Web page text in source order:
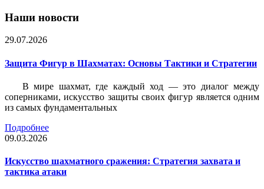
Наши новости
29.07.2026
Защита Фигур в Шахматах: Основы Тактики и Стратегии
В мире шахмат, где каждый ход — это диалог между
соперниками, искусство защиты своих фигур является одним
из самых фундаментальных
Подробнее
09.03.2026
Искусство шахматного сражения: Стратегия захвата и
тактика атаки